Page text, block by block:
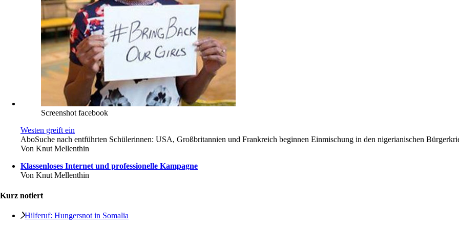
Screenshot facebook
Westen greift ein
AboSuche nach entführten Schülerinnen: USA, Großbritannien und Frankreich beginnen Einmischung in den nigerianischen
Von Knut Mellenthin
Klassenloses Internet und professionelle Kampagne
Von Knut Mellenthin
Kurz notiert
Hilferuf: Hungersnot in Somalia